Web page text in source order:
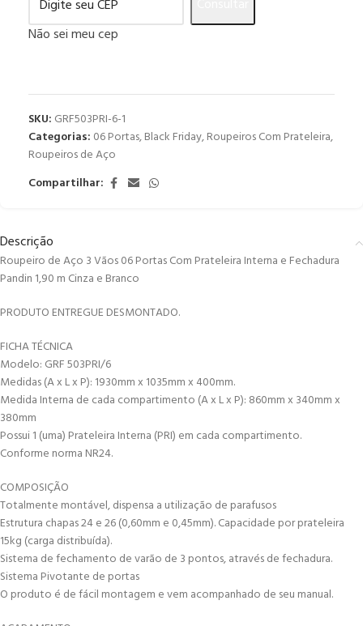
Não sei meu cep
SKU: GRF503PRI-6-1
Categorias: 06 Portas,Black Friday,Roupeiros Com Prateleira,
Roupeiros de Aço
Compartilhar:
Descrição
Roupeiro de Aço 3 Vãos 06 Portas Com Prateleira Interna e Fechadura
Pandin 1,90 m Cinza e Branco
PRODUTO ENTREGUE DESMONTADO.
FICHA TÉCNICA
Modelo: GRF 503PRI/6
Medidas (A x L x P): 1930mm x 1035mm x 400mm.
Medida Interna de cada compartimento (A x L x P): 860mm x 340mm x
380mm
Possui 1 (uma) Prateleira Interna (PRI) em cada compartimento.
Conforme norma NR24.
COMPOSIÇÃO
Totalmente montável, dispensa a utilização de parafusos
Estrutura chapas 24 e 26 (0,60mm e 0,45mm). Capacidade por prateleira
15kg (carga distribuída).
Sistema de fechamento de varão de 3 pontos, através de fechadura.
Sistema Pivotante de portas
O produto é de fácil montagem e vem acompanhado de seu manual.